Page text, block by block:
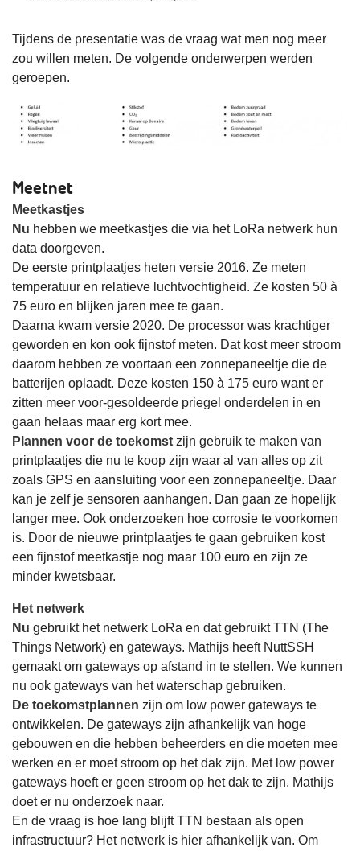
Tijdens de presentatie was de vraag wat men nog meer
zou willen meten. De volgende onderwerpen werden
geroepen.
Meetnet
Meetkastjes
Nu hebben we meetkastjes die via het LoRa netwerk hun
data doorgeven.
De eerste printplaatjes heten versie 2016. Ze meten
temperatuur en relatieve luchtvochtigheid. Ze kosten 50 à
75 euro en blijken jaren mee te gaan.
Daarna kwam versie 2020. De processor was krachtiger
geworden en kon ook fijnstof meten. Dat kost meer stroom
daarom hebben ze voortaan een zonnepaneeltje die de
batterijen oplaadt. Deze kosten 150 à 175 euro want er
zitten meer voor-gesoldeerde priegel onderdelen in en
gaan helaas maar erg kort mee.
Plannen voor de toekomst zijn gebruik te maken van
printplaatjes die nu te koop zijn waar al van alles op zit
zoals GPS en aansluiting voor een zonnepaneeltje. Daar
kan je zelf je sensoren aanhangen. Dan gaan ze hopelijk
langer mee. Ook onderzoeken hoe corrosie te voorkomen
is. Door de nieuwe printplaatjes te gaan gebruiken kost
een fijnstof meetkastje nog maar 100 euro en zijn ze
minder kwetsbaar.
Het netwerk
Nu gebruikt het netwerk LoRa en dat gebruikt TTN (The
Things Network) en gateways. Mathijs heeft NuttSSH
gemaakt om gateways op afstand in te stellen. We kunnen
nu ook gateways van het waterschap gebruiken.
De toekomstplannen zijn om low power gateways te
ontwikkelen. De gateways zijn afhankelijk van hoge
gebouwen en die hebben beheerders en die moeten mee
werken en er moet stroom op het dak zijn. Met low power
gateways hoeft er geen stroom op het dak te zijn. Mathijs
doet er nu onderzoek naar.
En de vraag is hoe lang blijft TTN bestaan als open
infrastructuur? Het netwerk is hier afhankelijk van. Om